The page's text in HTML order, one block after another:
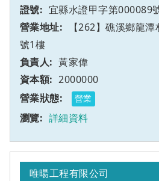
宜縣水證甲字第000089
【262】礁溪鄉龍
號1樓
黃家偉
2000000
營業
詳細資料
唯暘工程有限公司